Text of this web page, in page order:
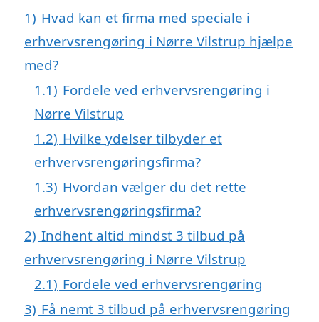
1) Hvad kan et firma med speciale i
erhvervsrengøring i Nørre Vilstrup hjælpe
med?
1.1) Fordele ved erhvervsrengøring i
Nørre Vilstrup
1.2) Hvilke ydelser tilbyder et
erhvervsrengøringsfirma?
1.3) Hvordan vælger du det rette
erhvervsrengøringsfirma?
2) Indhent altid mindst 3 tilbud på
erhvervsrengøring i Nørre Vilstrup
2.1) Fordele ved erhvervsrengøring
3) Få nemt 3 tilbud på erhvervsrengøring